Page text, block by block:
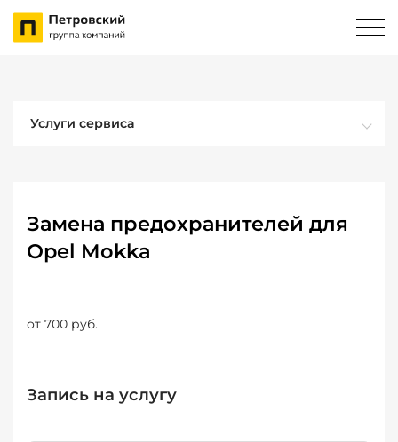
Услуги сервиса
Замена предохранителей для
Opel Mokka
от 700 руб.
Запись на услугу